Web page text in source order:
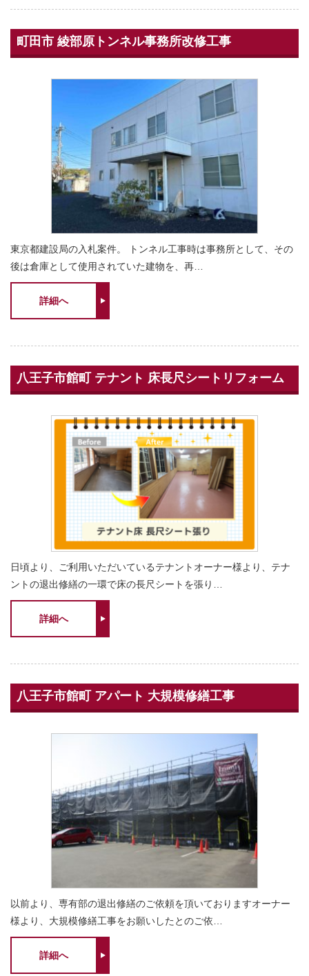
町田市 綾部原トンネル事務所改修工事
東京都建設局の入札案件。 トンネル工事時は事務所として、その
後は倉庫として使用されていた建物を、再…
詳細へ
八王子市館町 テナント 床長尺シートリフォーム
日頃より、ご利用いただいているテナントオーナー様より、テナ
ントの退出修繕の一環で床の長尺シートを張り…
詳細へ
八王子市館町 アパート 大規模修繕工事
以前より、専有部の退出修繕のご依頼を頂いておりますオーナー
様より、大規模修繕工事をお願いしたとのご依…
詳細へ